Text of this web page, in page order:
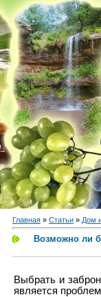
Главная » Статьи » Дом
Возможно ли
Выбрать и
является